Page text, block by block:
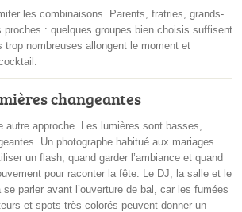
les combinaisons. Parents, fratries, grands-
proches : quelques groupes bien choisis suffisent
trop nombreuses allongent le moment et
changeantes
autre approche. Les lumières sont basses,
Un photographe habitué aux mariages
un flash, quand garder l’ambiance et quand
pour raconter la fête. Le DJ, la salle et le
se parler avant l’ouverture de bal, car les fumées
et spots très colorés peuvent donner un